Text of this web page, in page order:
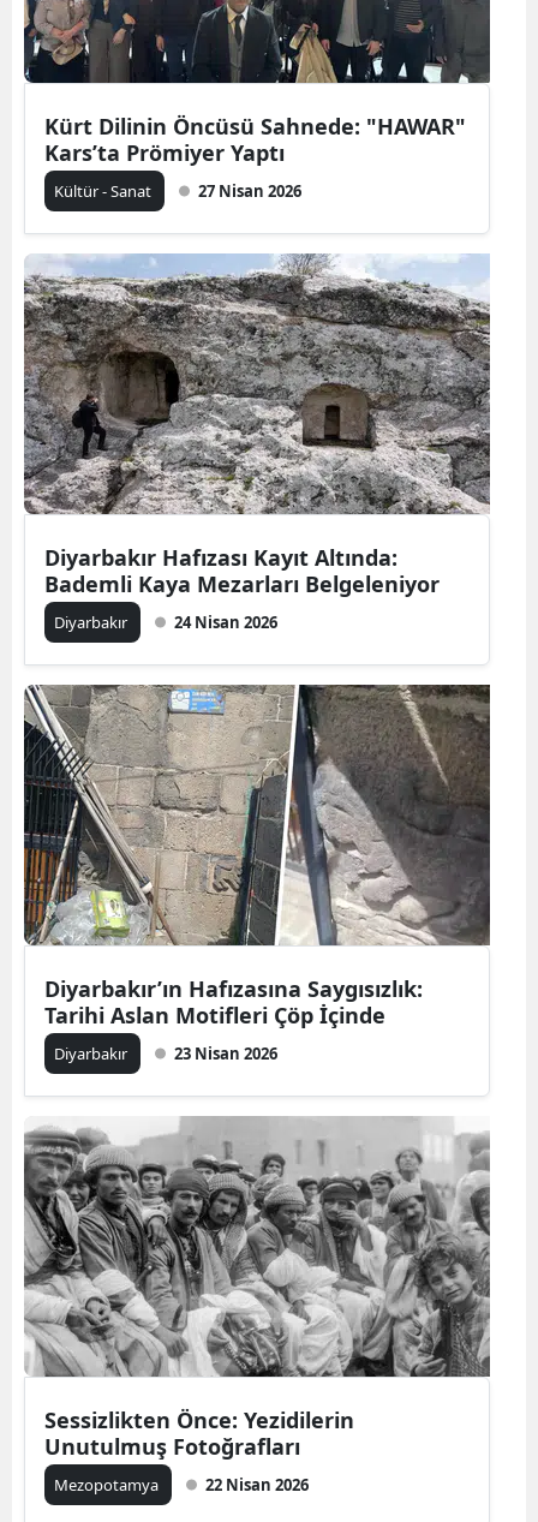
Kürt Dilinin Öncüsü Sahnede: "HAWAR"
Kars’ta Prömiyer Yaptı
Kültür - Sanat 27 Nisan 2026
Diyarbakır Hafızası Kayıt Altında:
Bademli Kaya Mezarları Belgeleniyor
Diyarbakır 24 Nisan 2026
Diyarbakır’ın Hafızasına Saygısızlık:
Tarihi Aslan Motifleri Çöp İçinde
Diyarbakır 23 Nisan 2026
Sessizlikten Önce: Yezidilerin
Unutulmuş Fotoğrafları
Mezopotamya 22 Nisan 2026